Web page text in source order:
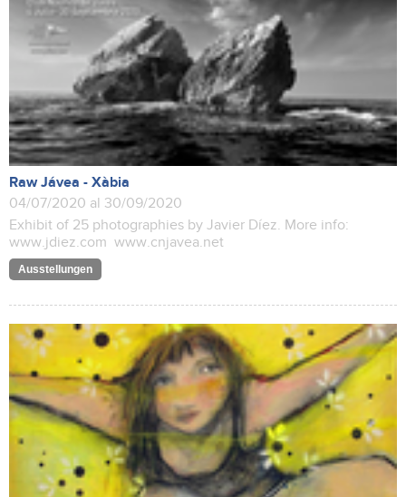
Raw Jávea - Xàbia
04/07/2020 al 30/09/2020
Exhibit of 25 photographies by Javier Díez. More info:
www.jdiez.com www.cnjavea.net
Ausstellungen